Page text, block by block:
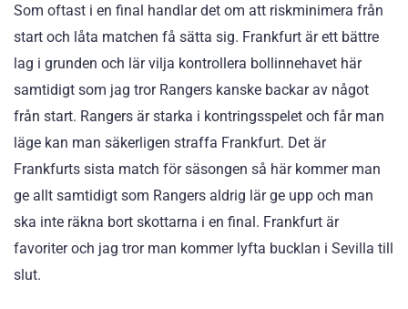
Som oftast i en final handlar det om att riskminimera från
start och låta matchen få sätta sig. Frankfurt är ett bättre
lag i grunden och lär vilja kontrollera bollinnehavet här
samtidigt som jag tror Rangers kanske backar av något
från start. Rangers är starka i kontringsspelet och får man
läge kan man säkerligen straffa Frankfurt. Det är
Frankfurts sista match för säsongen så här kommer man
ge allt samtidigt som Rangers aldrig lär ge upp och man
ska inte räkna bort skottarna i en final. Frankfurt är
favoriter och jag tror man kommer lyfta bucklan i Sevilla till
slut.